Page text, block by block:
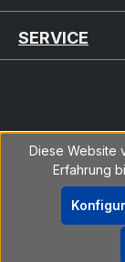
SERVICE
Diese Website
Erfahrung